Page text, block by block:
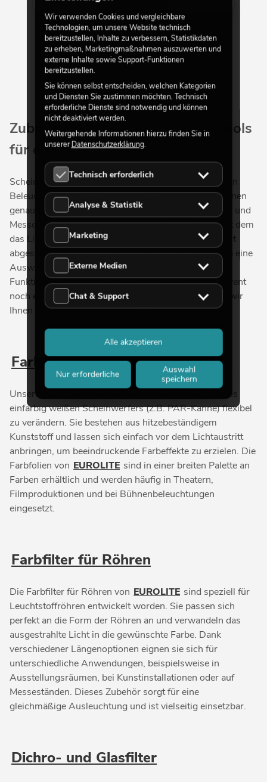
Mehr anzeigen
Zubehör für Scheinwerfer: Top Tools
für eine präzise Beleuchtung
Scheinwerfer sind die Grundlage jeder professionellen
Beleuchtungsinstallation, auf Theater- und Showbühnen
genauso wie bei professionell durchgeführten Events und
Messen. Doch oft ist es erst das richtige Zubehör, mit dem
das Licht optimal eingesetzt und perfekt auf das Event
abgestimmt wird. In unserem Online-Shop finden Sie eine
Auswahl an unverzichtbarem Zubehör, das die
Funktionalität Ihrer Scheinwerfer erweitert und Ihr Event
noch eindrucksvoller gestaltet. Im Folgenden stellen wir
Ihnen einige unserer Top-Produkte vor:
Farbfolien
Unsere Farbfolien ermöglichen es, die Lichtfarbe eines
einfarbig weißen Scheinwerfers (z.B. PAR-Kanne) flexibel
zu verändern. Sie bestehen aus hitzebeständigem
Kunststoff und lassen sich einfach vor dem Lichtaustritt
anbringen, um beeindruckende Farbeffekte zu erzielen. Die
Farbfolien von EUROLITE sind in einer breiten Palette an
Farben erhältlich und werden häufig in Theatern,
Filmproduktionen und bei Bühnenbeleuchtungen
eingesetzt.
Farbfilter für Röhren
Die Farbfilter für Röhren von EUROLITE sind speziell für
Leuchtstoffröhren entwickelt worden. Sie passen sich
perfekt an die Form der Röhren an und verwandeln das
ausgestrahlte Licht in die gewünschte Farbe. Dank
verschiedener Längenoptionen eignen sie sich für
unterschiedliche Anwendungen, beispielsweise in
Ausstellungsräumen, bei Kunstinstallationen oder auf
Messeständen. Dieses Zubehör sorgt für eine
gleichmäßige Ausleuchtung und ist vielseitig einsetzbar.
Dichro- und Glasfilter
Wir verwenden Cookies und vergleichbare
Technologien, um unsere Website technisch
bereitzustellen, Inhalte zu verbessern, Statistikdaten
zu erheben, Marketingmaßnahmen auszuwerten und
externe Inhalte sowie Support-Funktionen
bereitzustellen.
Sie können selbst entscheiden, welchen Kategorien
und Diensten Sie zustimmen möchten. Technisch
erforderliche Dienste sind notwendig und können
nicht deaktiviert werden.
Weitergehende Informationen hierzu finden Sie in
unsererDatenschutzerklärung.
Technisch erforderlich
Analyse & Statistik
Marketing
Externe Medien
Chat & Support
Nur erforderliche
Auswahl
speichern
Alle akzeptieren